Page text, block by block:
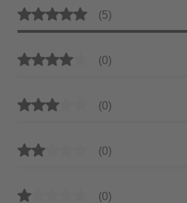
Durchschnittliche Bewertung von
(5)
Durchschnittliche Bewertung von
(0)
Durchschnittliche Bewertung von
(0)
Durchschnittliche Bewertung von
(0)
Durchschnittliche Bewertung von
(0)